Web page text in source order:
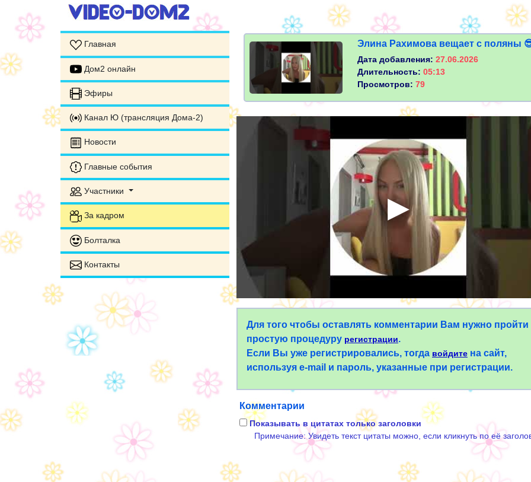
Главная
Дом2 онлайн
Эфиры
Канал Ю (трансляция Дома-2)
Новости
Главные события
Участники
За кадром
Болталка
Контакты
Элина Рахимова вещает с поляны
Дата добавления: 27.06.2026
Длительность: 05:13
Просмотров: 79
Для того чтобы оставлять комментарии Вам нужно пройти
простую процедуру регистрации.
Если Вы уже регистрировались, тогда войдите на сайт,
используя e-mail и пароль, указанные при регистрации.
Комментарии
Показывать в цитатах только заголовки
Примечание: Увидеть текст цитаты можно, если кликнуть по её